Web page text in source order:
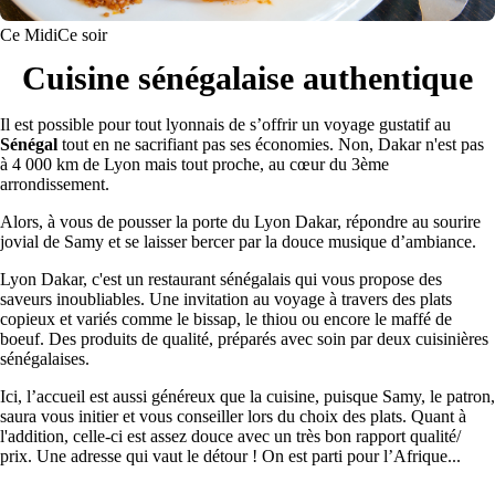
Ce MidiCe soir
Cuisine sénégalaise authentique
Il est possible pour tout lyonnais de s’offrir un voyage gustatif au
Sénégal tout en ne sacrifiant pas ses économies. Non, Dakar n'est pas
à 4 000 km de Lyon mais tout proche, au cœur du 3ème
arrondissement.
Alors, à vous de pousser la porte du Lyon Dakar, répondre au sourire
jovial de Samy et se laisser bercer par la douce musique d’ambiance.
Lyon Dakar, c'est un restaurant sénégalais qui vous propose des
saveurs inoubliables. Une invitation au voyage à travers des plats
copieux et variés comme le bissap, le thiou ou encore le maffé de
boeuf. Des produits de qualité, préparés avec soin par deux cuisinières
sénégalaises.
Ici, l’accueil est aussi généreux que la cuisine, puisque Samy, le patron,
saura vous initier et vous conseiller lors du choix des plats. Quant à
l'addition, celle-ci est assez douce avec un très bon rapport qualité/
prix. Une adresse qui vaut le détour ! On est parti pour l’Afrique...